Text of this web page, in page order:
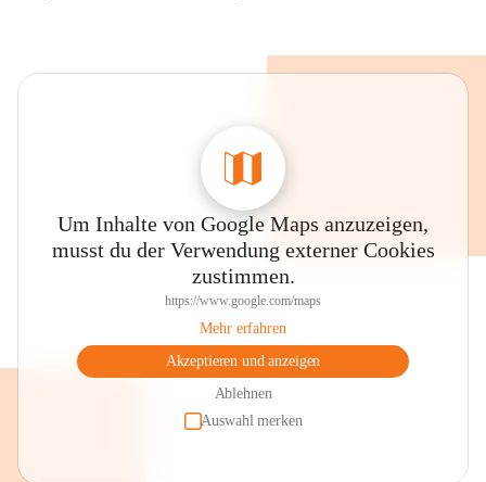
Um Inhalte von Google Maps anzuzeigen,
musst du der Verwendung externer Cookies
zustimmen.
https://www.google.com/maps
Mehr erfahren
Akzeptieren und anzeigen
Ablehnen
Auswahl merken